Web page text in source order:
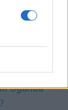
avut
Uganda